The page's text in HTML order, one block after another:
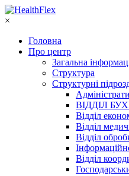
×
Головна
Про центр
Загальна
Структура
Структурні
ВІДДІЛ
Відділ
Відділ
Відділ
Відділ